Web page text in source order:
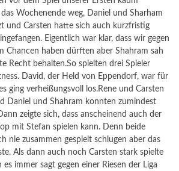
Wochenende weg, Daniel und Sharham
und Carsten hatte sich auch kurzfristig
Eigentlich war klar, dass wir gegen
Chancen haben dürften aber Shahram sah
Recht behalten.So spielten drei Spieler
David, der Held von Eppendorf, war für
ging verheißungsvoll los.Rene und Carsten
Daniel und Shahram konnten zumindest
zeigte sich, dass anscheinend auch der
mit Stefan spielen kann. Denn beide
nie zusammen gespielt schlugen aber das
Als dann auch noch Carsten stark spielte
es immer sagt gegen einer Riesen der Liga